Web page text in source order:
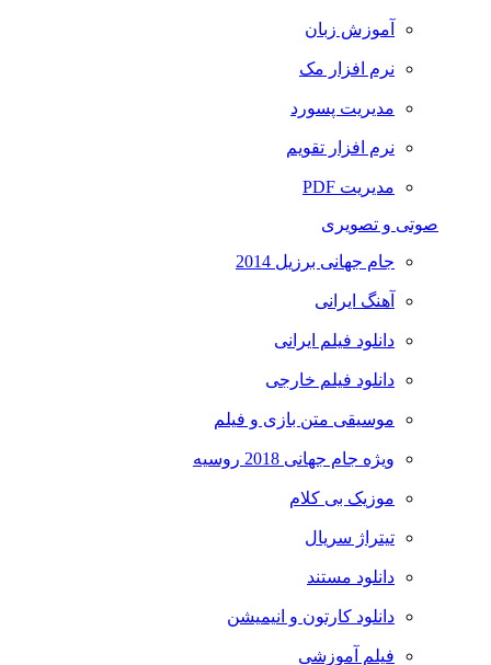
آموزش زبان
نرم افزار مک
مدیریت پسورد
نرم افزار تقویم
مدیریت PDF
صوتی و تصویری
جام جهانی برزیل 2014
آهنگ ایرانی
دانلود فیلم ایرانی
دانلود فیلم خارجی
موسیقی متن بازی و فیلم
ویژه جام جهانی 2018 روسیه
موزیک بی کلام
تیتراژ سریال
دانلود مستند
دانلود کارتون و انیمیشن
فیلم آموزشی